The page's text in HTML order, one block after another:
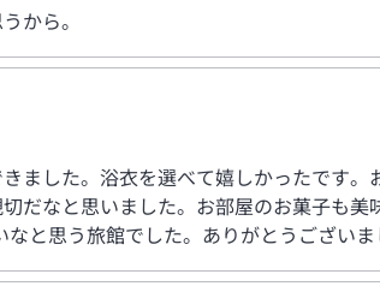
から。
ました。浴衣を選べて嬉しかったです
だなと思いました。お部屋のお菓子も
と思う旅館でした。ありがとうございま